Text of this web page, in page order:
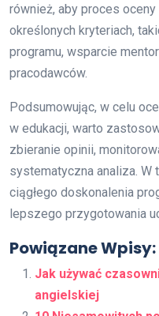
również, aby proces
określonych kryteriach,
programu, wsparcie
pracodawców.
Podsumowując, w celu
w edukacji, warto
zbieranie opinii,
systematyczna analiza. W
ciągłego doskonalenia
lepszego przygotowania
Powiązane Wpisy:
Jak używać
angielskiej